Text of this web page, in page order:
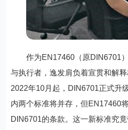
作为EN17460（原DIN6701
与执行者，逸发肩负着宣贯和解
2022年10月起，DIN6701正式升
内两个标准将并存，但EN17460
DIN6701的条款。这一新标准究